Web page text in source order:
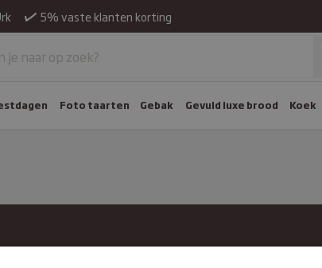
5% vaste klanten korting
Foto taarten Gebak Gevuld luxe brood Koek